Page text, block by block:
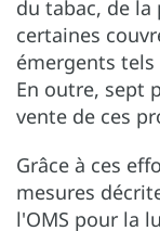
du tabac, de
certaines
émergents
En outre, sept
vente de ces
Grâce à ces
mesures
l'OMS pour la